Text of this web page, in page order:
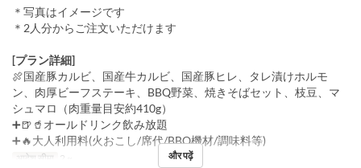
＊写真はイメージです
＊2人分からご注文いただけます
[プラン詳細]
🍖国産豚カルビ、国産牛カルビ、国産豚ヒレ、タレ漬けホルモ
ン、肉厚ビーフステーキ、BBQ野菜、焼きそばセット、枝豆、マ
シュマロ（肉重量目安約410g）
➕🍺🥤オールドリンク飲み放題
➕🔥大人利用料(火おこし/席代/BBQ機材/調味料等)
आदेश सीमा 2 ~ और पढ़ें